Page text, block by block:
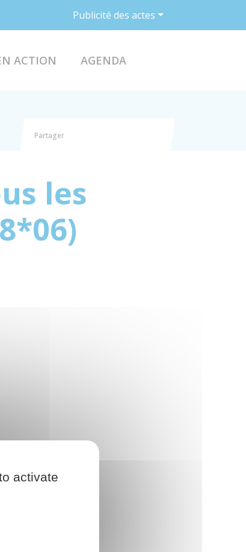
Publicité des actes
ACTION AGENDA
Partager
les
activate